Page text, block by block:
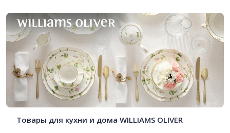
Товары для кухни и дома WILLIAMS OLIVER